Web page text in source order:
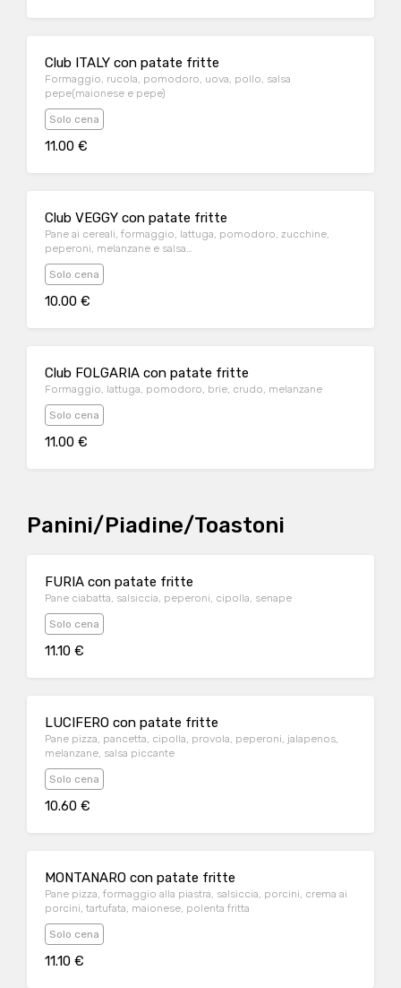
Club ITALY con patate fritte
Formaggio, rucola, pomodoro, uova, pollo, salsa
pepe(maionese e pepe)
Solo cena
11.00 €
Club VEGGY con patate fritte
Pane ai cereali, formaggio, lattuga, pomodoro, zucchine,
peperoni, melanzane e salsa
verde(maionese,basilico,menta,prezzemolo)
Solo cena
10.00 €
Club FOLGARIA con patate fritte
Formaggio, lattuga, pomodoro, brie, crudo, melanzane
Solo cena
11.00 €
Panini/Piadine/Toastoni
FURIA con patate fritte
Pane ciabatta, salsiccia, peperoni, cipolla, senape
Solo cena
11.10 €
LUCIFERO con patate fritte
Pane pizza, pancetta, cipolla, provola, peperoni, jalapenos,
melanzane, salsa piccante
Solo cena
10.60 €
MONTANARO con patate fritte
Pane pizza, formaggio alla piastra, salsiccia, porcini, crema ai
porcini, tartufata, maionese, polenta fritta
Solo cena
11.10 €